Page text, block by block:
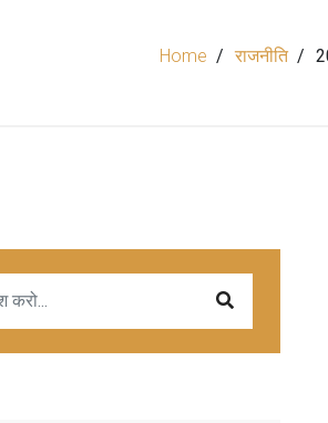
Home राजनीति